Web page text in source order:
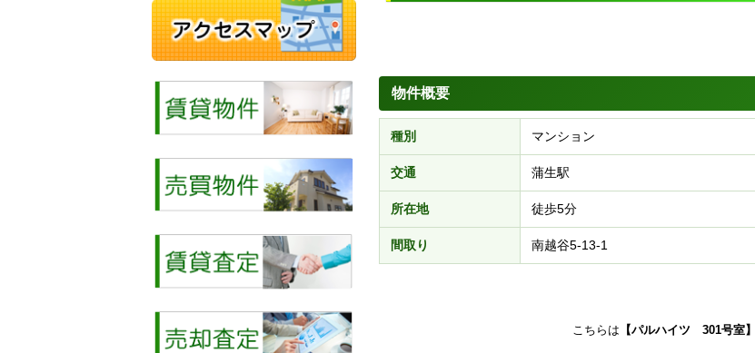
物件概要
種別 マンション
交通 蒲生駅
所在地 徒歩5分
間取り 南越谷5-13-1
こちらは 【パルハイツ 301号室】